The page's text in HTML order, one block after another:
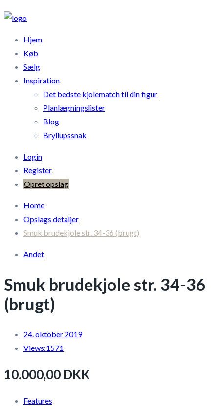
Hjem
Køb
Sælg
Inspiration
Det bedste kjolematch til din figur
Planlægningslister
Blog
Bryllupssnak
Login
Register
Opret opslag
Home
Opslags detaljer
Smuk brudekjole str. 34-36 (brugt)
Andet
Smuk brudekjole str. 34-36
(brugt)
24. oktober 2019
Views:1571
10.000,00 DKK
Features